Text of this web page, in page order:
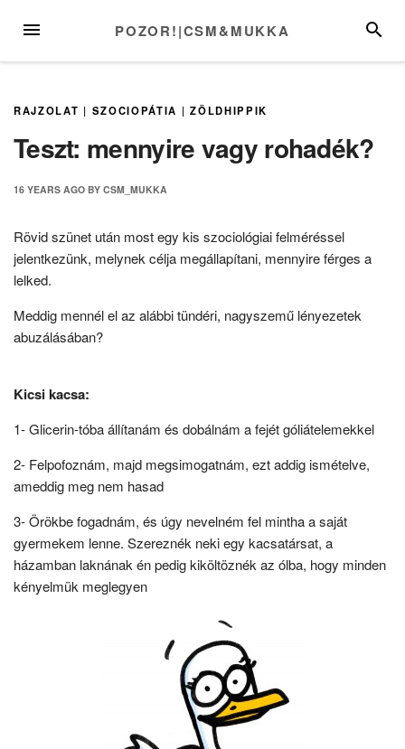
MENU POZOR!|CSM&MUKKA
RAJZOLAT | SZOCIOPÁTIA |ZÖLDHIPPIK
Teszt: mennyire vagy rohadék?
16 YEARS AGO BY CSM_MUKKA
Rövid szünet után most egy kis szociológiai felméréssel
jelentkezünk, melynek célja megállapítani, mennyire férges a
lelked.
Meddig mennél el az alábbi tündéri, nagyszemű lényezetek
abuzálásában?
Kicsi kacsa:
1- Glicerin-tóba állítanám és dobálnám a fejét góliátelemekkel
2- Felpofoznám, majd megsimogatnám, ezt addig ismételve,
ameddig meg nem hasad
3- Örökbe fogadnám, és úgy nevelném fel mintha a saját
gyermekem lenne. Szereznék neki egy kacsatársat, a
házamban laknának én pedig kiköltöznék az ólba, hogy minden
kényelmük meglegyen